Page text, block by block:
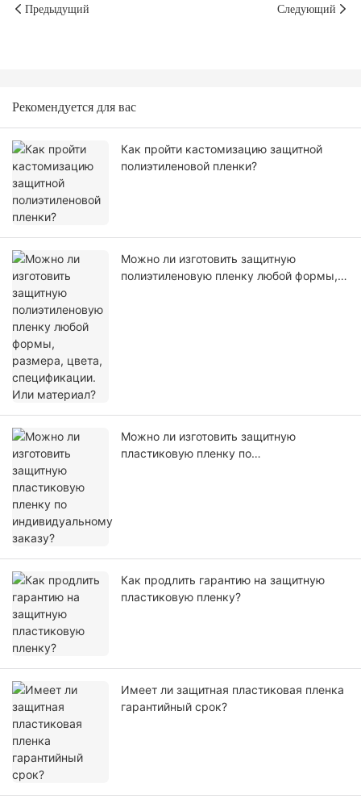
Предыдущий Следующий
Рекомендуется для вас
Как пройти кастомизацию защитной
полиэтиленовой пленки?
Можно ли изготовить защитную
полиэтиленовую пленку любой формы,
Можно ли изготовить защитную
пластиковую пленку по
Как продлить гарантию на защитную
пластиковую пленку?
Имеет ли защитная пластиковая пленка
гарантийный срок?